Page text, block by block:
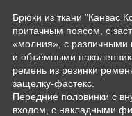
Брюки из ткани "Канвас
притачным поясом, с
«молния», с
и объёмными
ремень из резинки
защелку-фастекс.
Передние половинки с
входом, с накладными